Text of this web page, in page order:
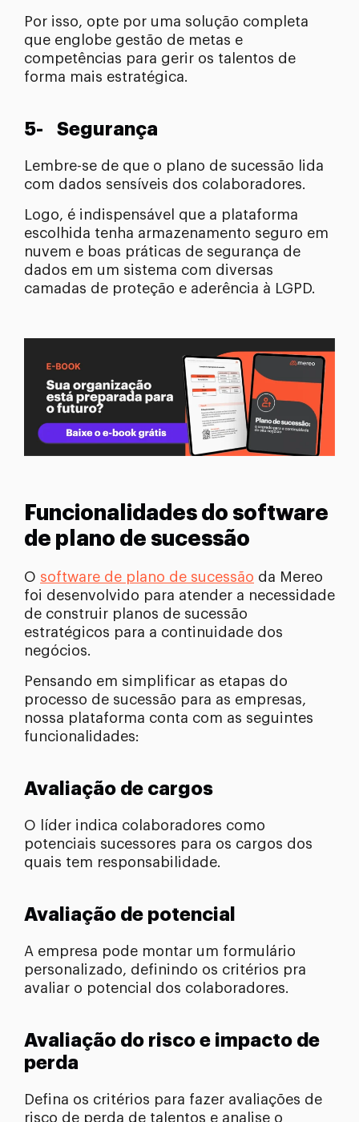
Por isso, opte por uma solução completa
que englobe gestão de metas e
competências para gerir os talentos de
forma mais estratégica.
5- Segurança
Lembre-se de que o plano de sucessão lida
com dados sensíveis dos colaboradores.
Logo, é indispensável que a plataforma
escolhida tenha armazenamento seguro em
nuvem e boas práticas de segurança de
dados em um sistema com diversas
camadas de proteção e aderência à LGPD.
Funcionalidades do software
de plano de sucessão
O software de plano de sucessão da Mereo
foi desenvolvido para atender a necessidade
de construir planos de sucessão
estratégicos para a continuidade dos
negócios.
Pensando em simplificar as etapas do
processo de sucessão para as empresas,
nossa plataforma conta com as seguintes
funcionalidades:
Avaliação de cargos
O líder indica colaboradores como
potenciais sucessores para os cargos dos
quais tem responsabilidade.
Avaliação de potencial
A empresa pode montar um formulário
personalizado, definindo os critérios pra
avaliar o potencial dos colaboradores.
Avaliação do risco e impacto de
perda
Defina os critérios para fazer avaliações de
risco de perda de talentos e analise o